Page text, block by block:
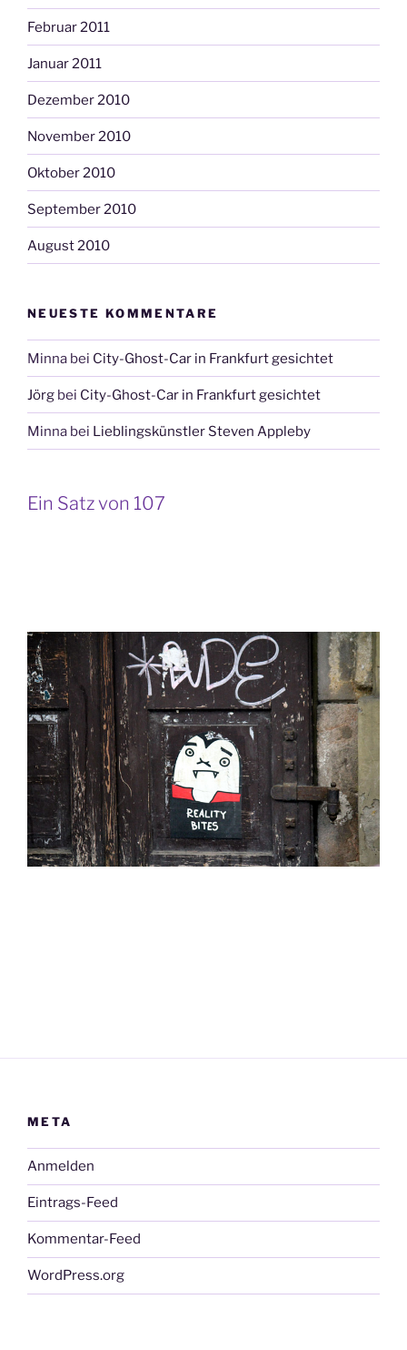
Februar 2011
Januar 2011
Dezember 2010
November 2010
Oktober 2010
September 2010
August 2010
NEUESTE KOMMENTARE
Minna bei City-Ghost-Car in Frankfurt gesichtet
Jörg bei City-Ghost-Car in Frankfurt gesichtet
Minna bei Lieblingskünstler Steven Appleby
Ein Satz von 107
META
Anmelden
Eintrags-Feed
Kommentar-Feed
WordPress.org